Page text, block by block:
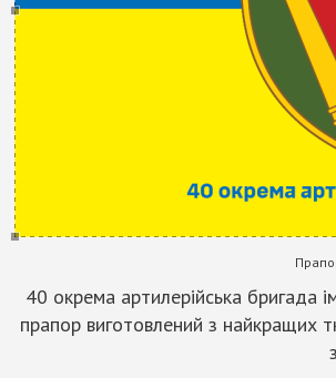
40 окрема артилерійська бригада
прапор виготовлений з найкращих